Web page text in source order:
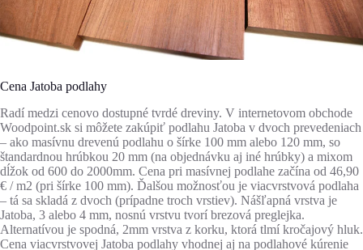
Cena Jatoba podlahy
Radí medzi cenovo dostupné tvrdé dreviny. V internetovom obchode
Woodpoint.sk si môžete zakúpiť podlahu Jatoba v dvoch prevedeniach
– ako masívnu drevenú podlahu o šírke 100 mm alebo 120 mm, so
štandardnou hrúbkou 20 mm (na objednávku aj iné hrúbky) a mixom
dĺžok od 600 do 2000mm. Cena pri masívnej podlahe začína od 46,90
€ / m2 (pri šírke 100 mm). Ďalšou možnosťou je viacvrstvová podlaha
– tá sa skladá z dvoch (prípadne troch vrstiev). Nášľapná vrstva je
Jatoba, 3 alebo 4 mm, nosnú vrstvu tvorí brezová preglejka.
Alternatívou je spodná, 2mm vrstva z korku, ktorá tlmí kročajový hluk.
Cena viacvrstvovej Jatoba podlahy vhodnej aj na podlahové kúrenie